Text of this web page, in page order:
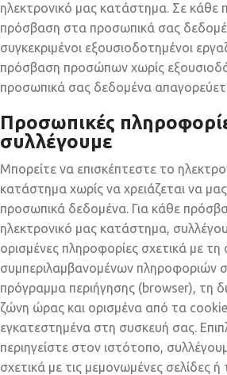
ηλεκτρονικό μας κατάστημα. Σε κάθε
πρόσβαση στα προσωπικά σας
συγκεκριμένοι εξουσιοδοτημένοι
πρόσβαση προσώπων χωρίς
προσωπικά σας δεδομένα
Προσωπικές
συλλέγουμε
Μπορείτε να επισκέπτεστε το
κατάστημα χωρίς να χρειάζεται να
προσωπικά δεδομένα. Για κάθε
ηλεκτρονικό μας κατάστημα,
ορισμένες πληροφορίες σχετικά με
συμπεριλαμβανομένων πληροφοριών
πρόγραμμα περιήγησης (browser), τη
ζώνη ώρας και ορισμένα από τα
εγκατεστημένα στη συσκευή σας.
περιηγείστε στον ιστότοπο,
σχετικά με τις μεμονωμένες σελίδες